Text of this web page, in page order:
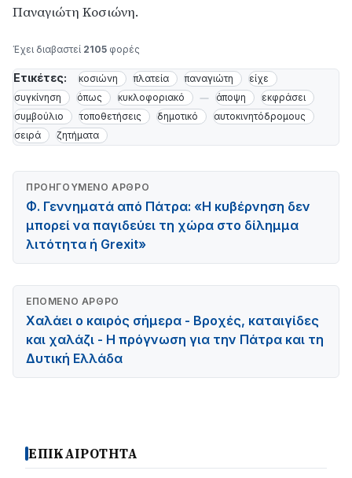
Παναγιώτη Κοσιώνη.
Έχει διαβαστεί 2105 φορές
Ετικέτες: κοσιώνη πλατεία παναγιώτη
είχε
συγκίνηση
όπως κυκλοφοριακό άποψη
εκφράσει
συμβούλιο
τοποθετήσεις δημοτικό
αυτοκινητόδρομους
σειρά
ζητήματα
ΠΡΟΗΓΟΎΜΕΝΟ ΆΡΘΡΟ
Φ. Γεννηματά από Πάτρα: «Η κυβέρνηση δεν
μπορεί να παγιδεύει τη χώρα στο δίλημμα
λιτότητα ή Grexit»
ΕΠΌΜΕΝΟ ΆΡΘΡΟ
Xαλάει ο καιρός σήμερα - Βροχές, καταιγίδες
και χαλάζι - Η πρόγνωση για την Πάτρα και τη
Δυτική Ελλάδα
ΕΠΙΚΑΙΡΟΤΗΤΑ